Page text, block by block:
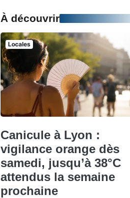
À découvrir
Locales
Canicule à Lyon :
vigilance orange dès
samedi, jusqu’à 38°C
attendus la semaine
prochaine